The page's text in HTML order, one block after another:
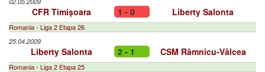
CFR Timișoara 1 - 0 Liberty Salonta
Romania - Liga 2 Etapa 26
25.04.2009
Liberty Salonta 2 - 1 CSM Râmnicu-Vâlcea
Romania - Liga 2 Etapa 25